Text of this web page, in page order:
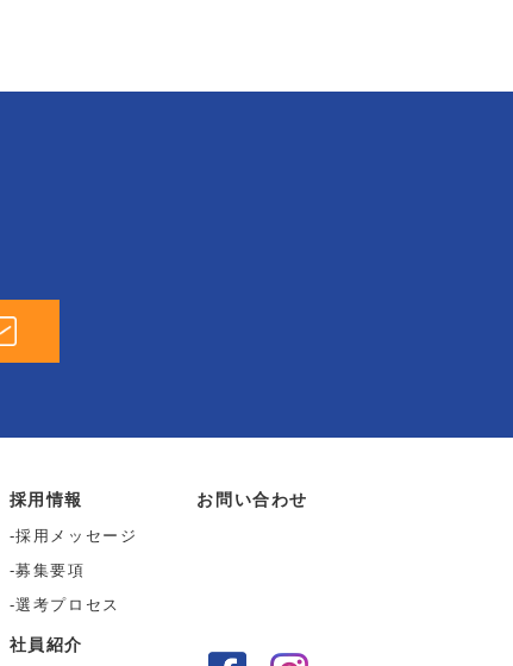
採用情報
採用メッセージ
募集要項
選考プロセス
社員紹介
お問い合わせ